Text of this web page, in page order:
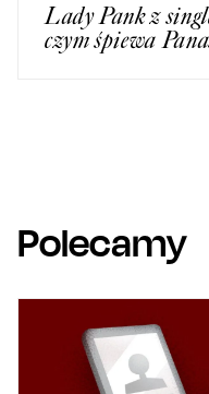
Lady Pank z
czym śpiewa
Polecamy